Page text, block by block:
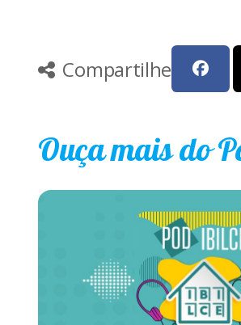
Compartilhe
Ouça mais do